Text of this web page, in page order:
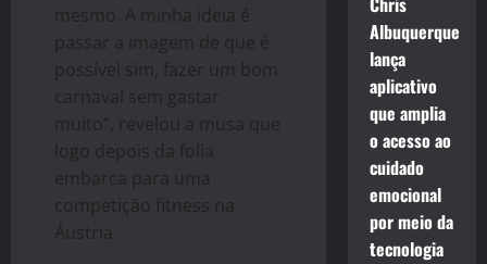
mesmo. A minha ideia é
passar a imagem de que é
possível sim, fazer um bom
carnaval sem gastar
muito”, revelou a musa que
logo depois da folia
embarca para uma
competição fitness na
Áustria.
Albuquerque
lança
aplicativo
que amplia
o acesso ao
cuidado
emocional
por meio da
tecnologia